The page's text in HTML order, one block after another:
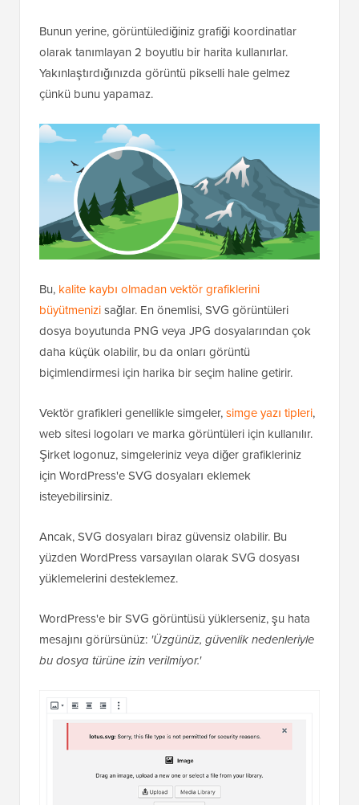
Bunun yerine, görüntülediğiniz grafiği koordinatlar
olarak tanımlayan 2 boyutlu bir harita kullanırlar.
Yakınlaştırdığınızda görüntü pikselli hale gelmez
çünkü bunu yapamaz.
Bu, kalite kaybı olmadan vektör grafiklerini
büyütmenizisağlar. En önemlisi, SVG görüntüleri
dosya boyutunda PNG veya JPG dosyalarından çok
daha küçük olabilir, bu da onları görüntü
biçimlendirmesi için harika bir seçim haline getirir.
Vektör grafikleri genellikle simgeler,simge yazı tipleri,
web sitesi logoları ve marka görüntüleri için kullanılır.
Şirket logonuz, simgeleriniz veya diğer grafikleriniz
için WordPress'e SVG dosyaları eklemek
isteyebilirsiniz.
Ancak, SVG dosyaları biraz güvensiz olabilir. Bu
yüzden WordPress varsayılan olarak SVG dosyası
yüklemelerini desteklemez.
WordPress'e bir SVG görüntüsü yüklerseniz, şu hata
mesajını görürsünüz: 'Üzgünüz, güvenlik nedenleriyle
bu dosya türüne izin verilmiyor.'